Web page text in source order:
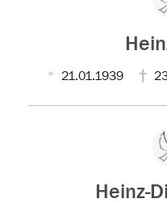
21.01.1939
Heinz-